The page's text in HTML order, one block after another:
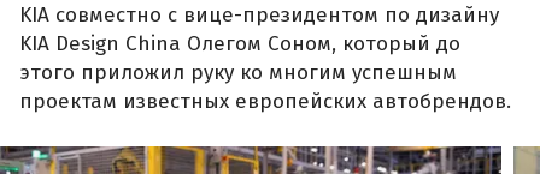
KIA совместно с вице-президентом по дизайну
KIA Design China Олегом Соном, который до
этого приложил руку ко многим успешным
проектам известных европейских автобрендов.